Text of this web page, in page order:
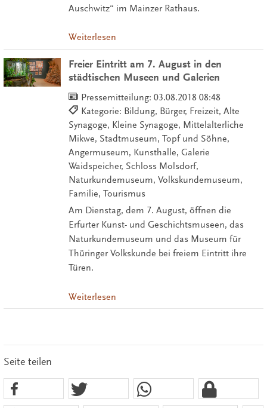
Auschwitz“ im Mainzer Rathaus.
Weiterlesen
Freier Eintritt am 7. August in den
städtischen Museen und Galerien
Pressemitteilung: 03.08.2018 08:48
Kategorie: Bildung, Bürger, Freizeit, Alte
Synagoge, Kleine Synagoge, Mittelalterliche
Mikwe, Stadtmuseum, Topf und Söhne,
Angermuseum, Kunsthalle, Galerie
Waidspeicher, Schloss Molsdorf,
Naturkundemuseum, Volkskundemuseum,
Familie, Tourismus
Am Dienstag, dem 7. August, öffnen die
Erfurter Kunst- und Geschichtsmuseen, das
Naturkundemuseum und das Museum für
Thüringer Volkskunde bei freiem Eintritt ihre
Türen.
Weiterlesen
Seite teilen